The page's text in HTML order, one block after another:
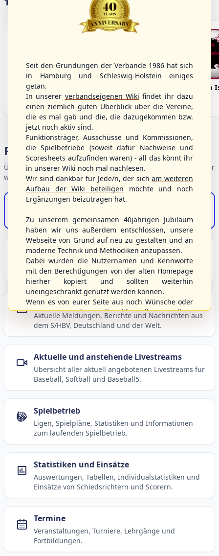
Bargenstedt
Beavers
Fehmarn
Portalbereiche
Übersicht der Verbandsbereiche – wählen Sie einen Einstieg für
weiterführende Informationen.
S/HBV-Shop
Der Onlineshop des S/HBV
Unser Sport
Grundlagen und Hintergründe zu Baseball, Softball
und Baseball5.
Berichte und Neuigkeiten
Aktuelle Meldungen, Berichte und Nachrichten aus
dem S/HBV, Deutschland und der Welt.
Aktuelle und anstehende Livestreams
Übersicht aller aktuell angebotenen Livestreams für
Baseball, Softball und Baseball5.
Spielbetrieb
Ligen, Spielpläne, Statistiken und Informationen
zum laufenden Spielbetrieb.
Statistiken und Einsätze
Auswertungen, Tabellen, Individualstatistiken und
Einsätze von Schiedsrichtern und Scorern.
Termine
Veranstaltungen, Turniere, Lehrgänge und
Fortbildungen.
Seit den Gründungen der Verbände 1986 hat sich
in Hamburg und Schleswig-Holstein einiges
getan.
In unserer verbandseigenen Wiki findet ihr dazu
einen ziemlich guten Überblick über die Vereine,
die es mal gab und die, die dazugekommen bzw.
jetzt noch aktiv sind.
Funktionsträger, Ausschüsse und Kommissionen,
die Spielbetriebe (soweit dafür Nachweise und
Scoresheets aufzufinden waren) - all das könnt ihr
in unserer Wiki noch mal nachlesen.
Wir sind dankbar für Jede/n, der sicham weiteren
Aufbau der Wiki beteiligen möchte und noch
Ergänzungen beizutragen hat.
Zu unserem gemeinsamen 40jährigen Jubiläum
haben wir uns außerdem entschlossen, unsere
Webseite von Grund auf neu zu gestalten und an
moderne Technik und Methodiken anzupassen.
Dabei wurden die Nutzernamen und Kennworte
mit den Berechtigungen von der alten Homepage
hierher kopiert und sollten weiterhin
uneingeschränkt genutzt werden können.
Wenn es von eurer Seite aus noch Wünsche oder
Anregungen geben sollte, könnt ihr uns diese
gerne an die Verbandsadresseinfo@shbvnet.de